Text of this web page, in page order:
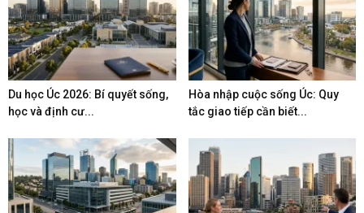
Du học Úc 2026: Bí quyết sống,
học và định cư...
Hòa nhập cuộc sống Úc: Quy
tắc giao tiếp cần biết...